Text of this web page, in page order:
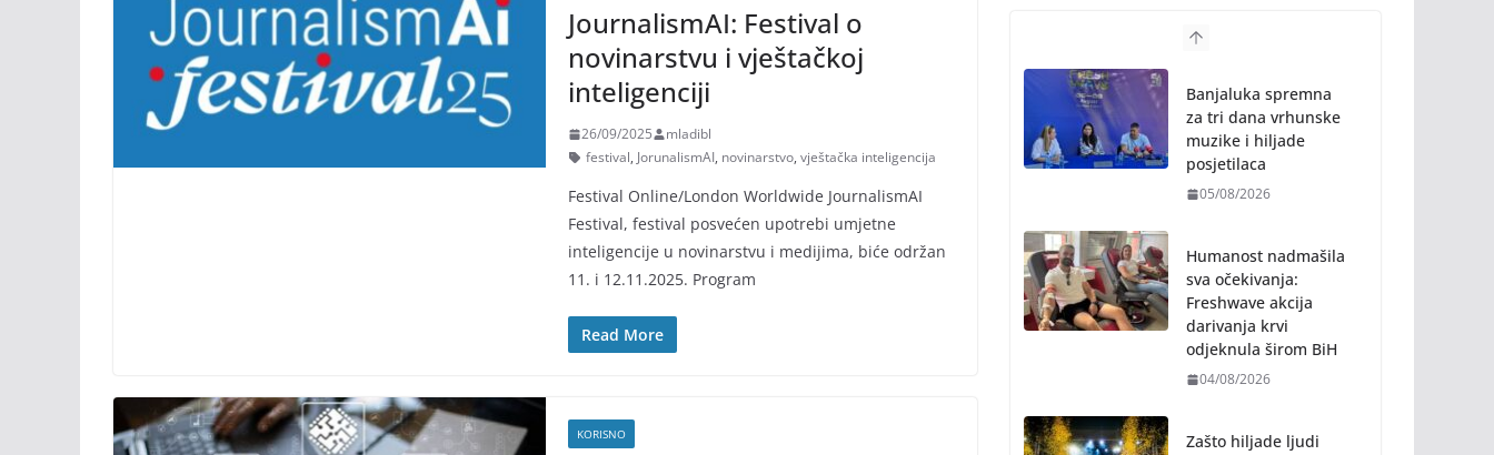
JournalismAI: Festival o
novinarstvu i vještačkoj
inteligenciji
26/09/2025
mladibl
festival, JorunalismAI, novinarstvo, vještačka inteligencija
Festival Online/London Worldwide JournalismAI
Festival, festival posvećen upotrebi umjetne
inteligencije u novinarstvu i medijima, biće održan
11. i 12.11.2025. Program
Read More
KORISNO
Banjaluka spremna
za tri dana vrhunske
muzike i hiljade
posjetilaca
05/08/2026
Humanost nadmašila
sva očekivanja:
Freshwave akcija
darivanja krvi
odjeknula širom BiH
04/08/2026
Zašto hiljade ljudi